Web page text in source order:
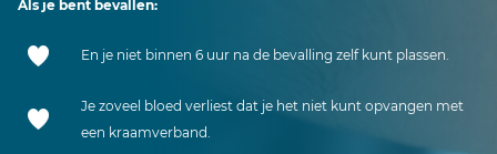
Als je bent bevallen:
En je niet binnen 6 uur na de bevalling zelf kunt plassen.
Je zoveel bloed verliest dat je het niet kunt opvangen met
een kraamverband.